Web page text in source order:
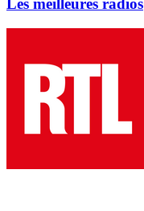
Les meilleures radios